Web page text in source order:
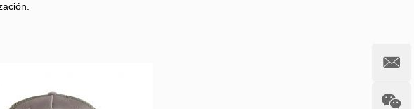
de malla verde, como impreso, bordado y simple. También puede